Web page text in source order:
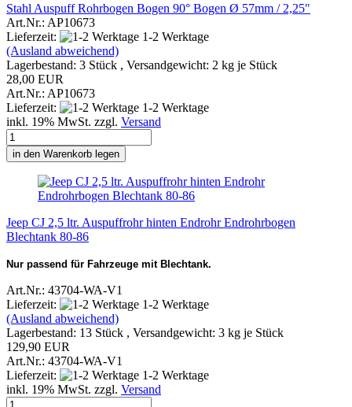
Stahl Auspuff Rohrbogen Bogen 90° Bogen Ø 57mm / 2,25"
Art.Nr.: AP10673
Lieferzeit:
1-2 Werktage
(Ausland abweichend)
Lagerbestand: 3 Stück , Versandgewicht: 2 kg je Stück
28,00 EUR
Art.Nr.: AP10673
Lieferzeit:
1-2 Werktage
inkl. 19% MwSt. zzgl. Versand
in den Warenkorb legen
Jeep CJ 2,5 ltr. Auspuffrohr hinten Endrohr Endrohrbogen
Blechtank 80-86
Nur passend für Fahrzeuge mit Blechtank.
Art.Nr.: 43704-WA-V1
Lieferzeit:
1-2 Werktage
(Ausland abweichend)
Lagerbestand: 13 Stück , Versandgewicht: 3 kg je Stück
129,90 EUR
Art.Nr.: 43704-WA-V1
Lieferzeit:
1-2 Werktage
inkl. 19% MwSt. zzgl. Versand